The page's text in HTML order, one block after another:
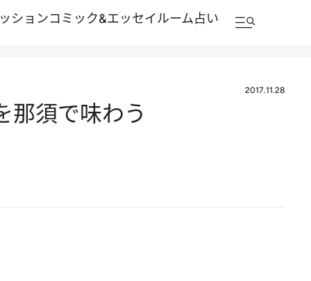
ションコミック&エッセイルーム占い
2017.11.28
那須で味わう